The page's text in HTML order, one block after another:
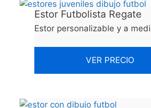
Estor Futbolista Regate
Estor personalizable y a
VER PRECIO